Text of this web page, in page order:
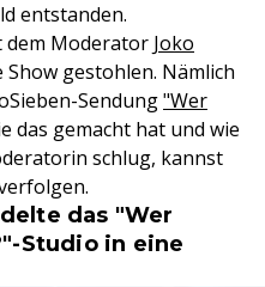
entstanden.
dem Moderator Joko
Show gestohlen. Nämlich
Sendung"Wer
das gemacht hat und wie
schlug, kannst
das "Wer
Studio in eine